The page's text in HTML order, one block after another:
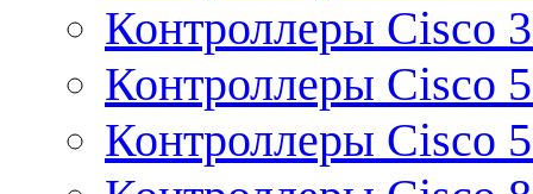
Контроллеры Cisco
Контроллеры Cisco
Контроллеры Cisco